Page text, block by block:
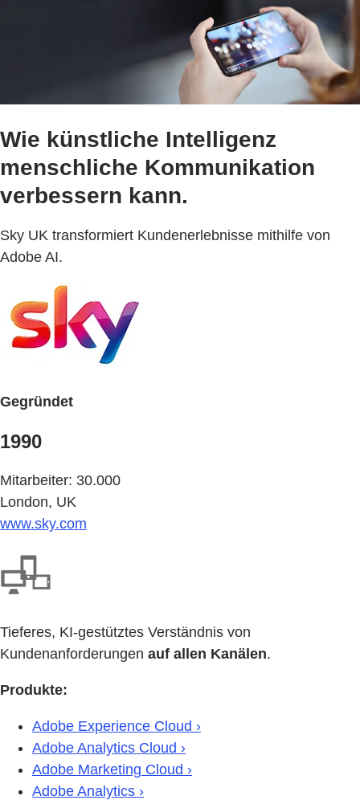
Wie künstliche Intelligenz
menschliche Kommunikation
verbessern kann.
Sky UK transformiert Kundenerlebnisse mithilfe von
Adobe AI.
Gegründet
1990
Mitarbeiter: 30.000
London, UK
www.sky.com
Tieferes, KI-gestütztes Verständnis von
Kundenanforderungen auf allen Kanälen.
Produkte:
Adobe Experience Cloud ›
Adobe Analytics Cloud ›
Adobe Marketing Cloud ›
Adobe Analytics ›